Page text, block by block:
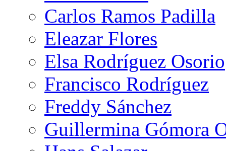
Carlos Ramos Padilla
Eleazar Flores
Elsa Rodríguez Osorio
Francisco Rodríguez
Freddy Sánchez
Guillermina Gómora